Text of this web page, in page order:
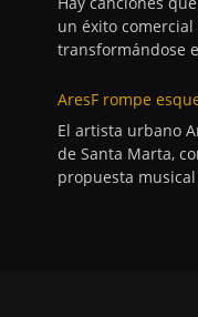
un éxito
transformándose
AresF rompe
El artista urbano
de Santa Marta,
propuesta